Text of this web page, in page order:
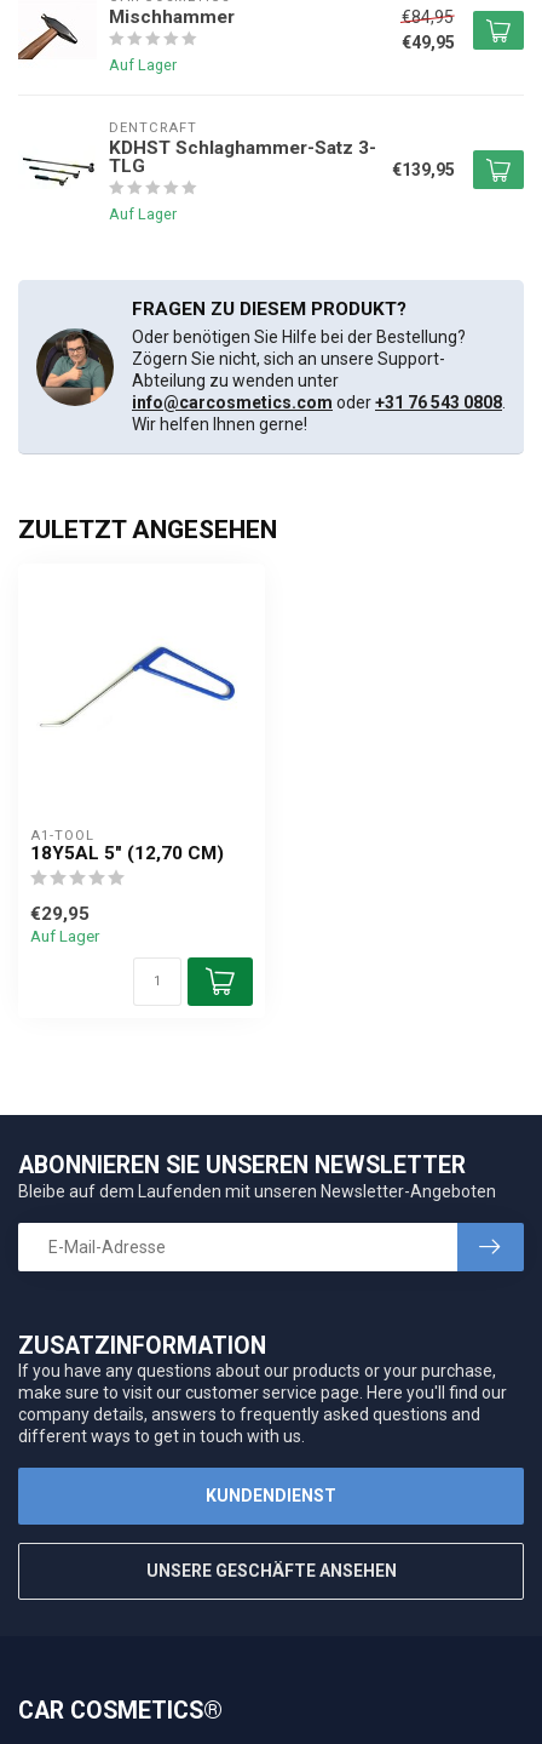
Mischhammer
Auf Lager
€84,95
€49,95
DENTCRAFT
KDHST Schlaghammer-Satz 3-
TLG
Auf Lager
€139,95
FRAGEN ZU DIESEM PRODUKT?
Oder benötigen Sie Hilfe bei der Bestellung?
Zögern Sie nicht, sich an unsere Support-
Abteilung zu wenden unter
info@carcosmetics.com oder+31 76 543 0808
Wir helfen Ihnen gerne!
ZULETZT ANGESEHEN
A1-TOOL
18Y5AL 5" (12,70 CM)
€29,95
Auf Lager
ZUSATZINFORMATION
If you have any questions about our products or your purchase,
make sure to visit our customer service page. Here you'll find our
company details, answers to frequently asked questions and
different ways to get in touch with us.
KUNDENDIENST
UNSERE GESCHÄFTE ANSEHEN
ABONNIEREN SIE UNSEREN NEWSLETTER
Bleibe auf dem Laufenden mit unseren Newsletter-Angeboten
CAR COSMETICS®